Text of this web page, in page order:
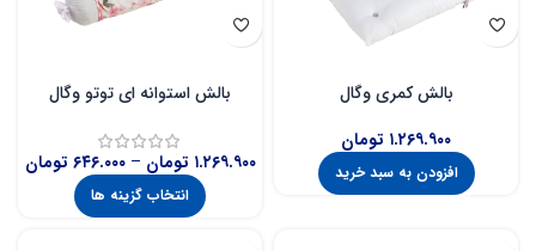
بالش کمری وگال
۱.۲۶۹.۹۰۰ تومان
افزودن به سبد خرید
بالش استوانه ای توتو وگال
۱.۲۶۹.۹۰۰ تومان – ۶۴۶.۰۰۰ تومان
انتخاب گزینه ها